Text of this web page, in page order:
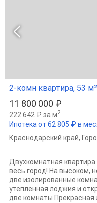
2-комн квартира, 53
11 800 000 ₽
222 642 ₽ за м2
Ипотека от 62 805 ₽ в
Краснодарский край,
Двухкомнатная
весь город! На высоком,
две изолированные
утепленная лоджия и
две комнаты Прекрасная